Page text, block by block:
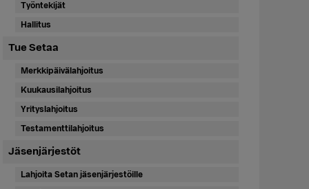
Työntekijät
Hallitus
Tue Setaa
Merkkipäivälahjoitus
Kuukausilahjoitus
Yrityslahjoitus
Testamenttilahjoitus
Jäsenjärjestöt
Lahjoita Setan jäsenjärjestöille